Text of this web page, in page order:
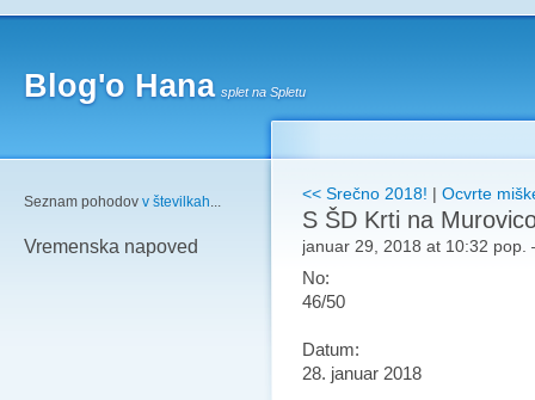
Blog'o Hana splet na Spletu
Seznam pohodov v številkah...
Vremenska napoved
<< Srečno 2018! | Ocvrte
S ŠD Krti na
januar 29, 2018 at 10:32 pop.
No:
46/50
Datum:
28. januar 2018